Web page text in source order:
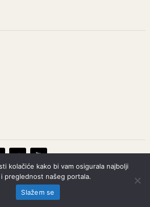
OnlineCopyright © 2026.
Bilo kakvo kopiranje strogo zabranjeno.
kolačiće kako bi vam osigurala najbolji
preglednost našeg portala.
Slažem se